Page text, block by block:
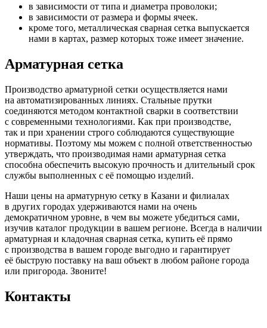
в зависимости от типа и диаметра проволоки;
в зависимости от размера и формы ячеек.
кроме того, металлическая сварная сетка выпускается
нами в картах, размер которых тоже имеет значение.
Арматурная сетка
Производство арматурной сетки осуществляется нами
на автоматизированных линиях. Стальные прутки
соединяются методом контактной сварки в соответствии
с современными технологиями. Как при производстве,
так и при хранении строго соблюдаются существующие
нормативы. Поэтому мы можем с полной ответственностью
утверждать, что производимая нами арматурная сетка
способна обеспечить высокую прочность и длительный срок
службы выполненных с её помощью изделий.
Наши цены на арматурную сетку в Казани и филиалах
в других городах удерживаются нами на очень
демократичном уровне, в чем вы можете убедиться сами,
изучив каталог продукции в вашем регионе. Всегда в наличии
арматурная и кладочная сварная сетка, купить её прямо
с производства в вашем городе выгодно и гарантирует
её быструю поставку на ваш объект в любом районе города
или пригорода. Звоните!
Контакты